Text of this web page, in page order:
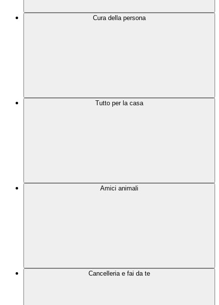
Cura della persona
Tutto per la casa
Amici animali
Cancelleria e fai da te